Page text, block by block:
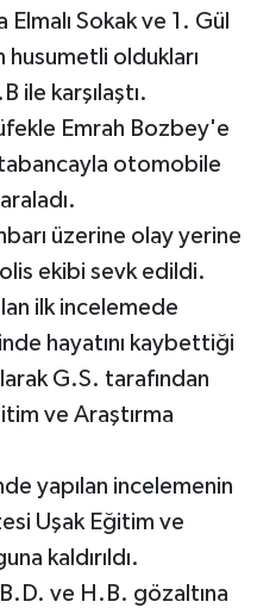
Sokak ve 1. Gül
husumetli oldukları
ile karşılaştı.
Emrah Bozbey'e
otomobile
üzerine olay yerine
ekibi sevk edildi.
ilk incelemede
hayatını kaybettiği
G.S. tarafından
ve Araştırma
yapılan incelemenin
Uşak Eğitim ve
kaldırıldı.
ve H.B. gözaltına